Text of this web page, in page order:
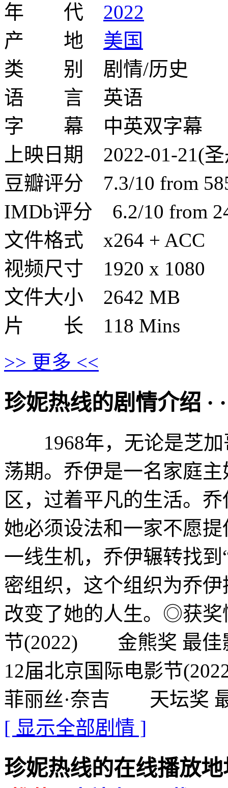
年 代 2022
产 地 美国
类 别 剧情/历史
语 言 英语
字 幕 中英双字幕
上映日期 2022-01-21(
豆瓣评分 7.3/10 from
IMDb评分 6.2/10 from
文件格式 x264 + ACC
视频尺寸 1920 x 1080
文件大小 2642 MB
片 长 118 Mins
>> 更多 <<
珍妮热线的剧情介绍 · ·
1968年，无论是芝加
荡期。乔伊是一名家庭
区，过着平凡的生活。
她必须设法和一家不愿
一线生机，乔伊辗转找
密组织，这个组织为乔
改变了她的人生。◎获
节(2022) 金熊奖 最佳
12届北京国际电影节
菲丽丝·奈吉 天坛奖 最
[ 显示全部剧情 ]
珍妮热线的在线播放地